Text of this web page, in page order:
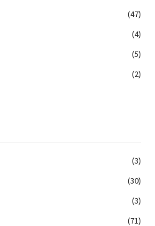
(47)
(4)
(5)
(2)
(3)
(30)
(3)
(71)